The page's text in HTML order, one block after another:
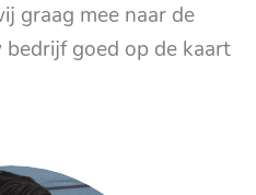
graag mee naar de
goed op de kaart